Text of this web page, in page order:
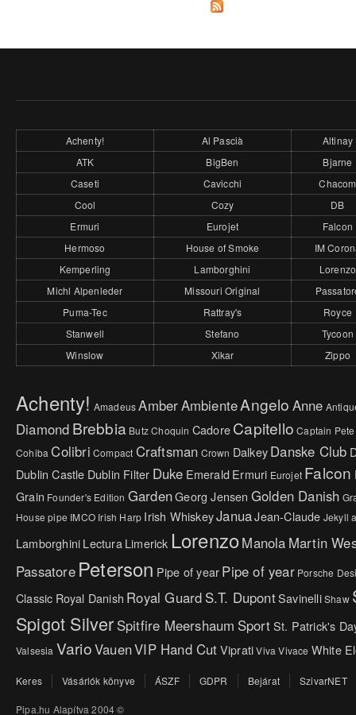
Achenty! Al Pascià
Altinay
ATK
BigBen
Bjarne
Caseti
Cavicchi
Chacom
Cool
Cozy
DB
Ermuri
Eurojet
Falcon
Hermoso
House of Smoke
IM
Kemperling
Lamborghini
Lorenzo
Michl Alpenleder
Missouri Original
Puma-Tec
Rattray's
Royce
Stanwell
Stefano
Tycoon
Winslow
Xikar Zippo
Achenty! Amadeus AmberAmbienteAngelo Anne
Diamond Brebbia Butz Choquin CadoreCapitello Captain Pete
Cohiba Colibri Compact Craftsman Crown DalkeyDanske Club
Dublin Castle Dublin Filter Duke Emerald Ermuri Eurojet Falcon
Grain Founder's Edition GardenGeorg Jensen Golden Danish
House pipe IMCO Irish Harp Irish WhiskeyJanuaJean-Claude Jekyll
LamborghiniLectura Limerick LorenzoManola Martin
Passatore Peterson Pipe of yearPipe of year Porsche
Classic Royal Danish Royal Guard S.T. DupontSavinelliShaw
Spigot Silver Spitfire Meershaum SportSt. Patrick's
Valsesia VarioVauenVIP Hand CutViprati Viva Vivace White
Keres Vásárlók könyve ÁSZF GDPR Bejárat SzivarNET
Pipa.hu Alapítva 2004 ©